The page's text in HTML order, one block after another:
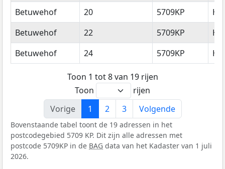
Betuwehof
20 5709KP
Betuwehof
22 5709KP
Betuwehof
24 5709KP
Toon 1 tot 8 van 19 rijen
Toon
rijen
Vorige
1 2 3 Volgende
Bovenstaande tabel toont de 19 adressen in het
postcodegebied 5709 KP. Dit zijn alle adressen met
postcode 5709KP in de BAG data van het Kadaster van 1 juli
2026.